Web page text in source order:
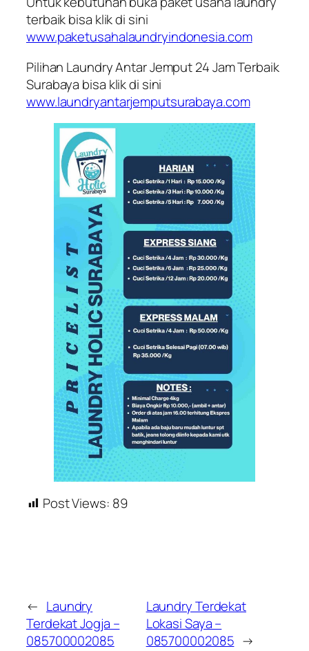
terbaik bisa klik di sini
www.paketusahalaundryindonesia.com
Pilihan Laundry Antar Jemput 24 Jam Terbaik
Surabaya bisa klik di sini
www.laundryantarjemputsurabaya.com
Post Views: 89
← Laundry
Terdekat Jogja –
085700002085
Laundry Terdekat
Lokasi Saya –
085700002085 →